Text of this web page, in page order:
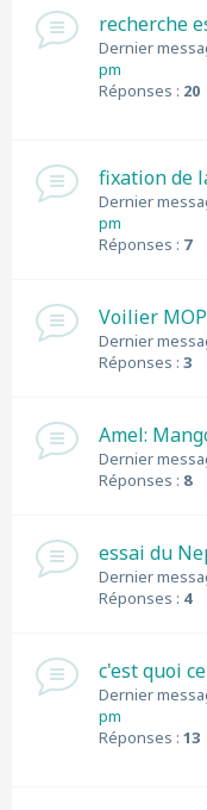
recherche
Dernier
pm
Réponses : 20
fixation de
Dernier
pm
Réponses : 7
Voilier
Dernier
Réponses : 3
Amel:
Dernier
Réponses : 8
essai du
Dernier
Réponses : 4
c'est quoi
Dernier
pm
Réponses : 13